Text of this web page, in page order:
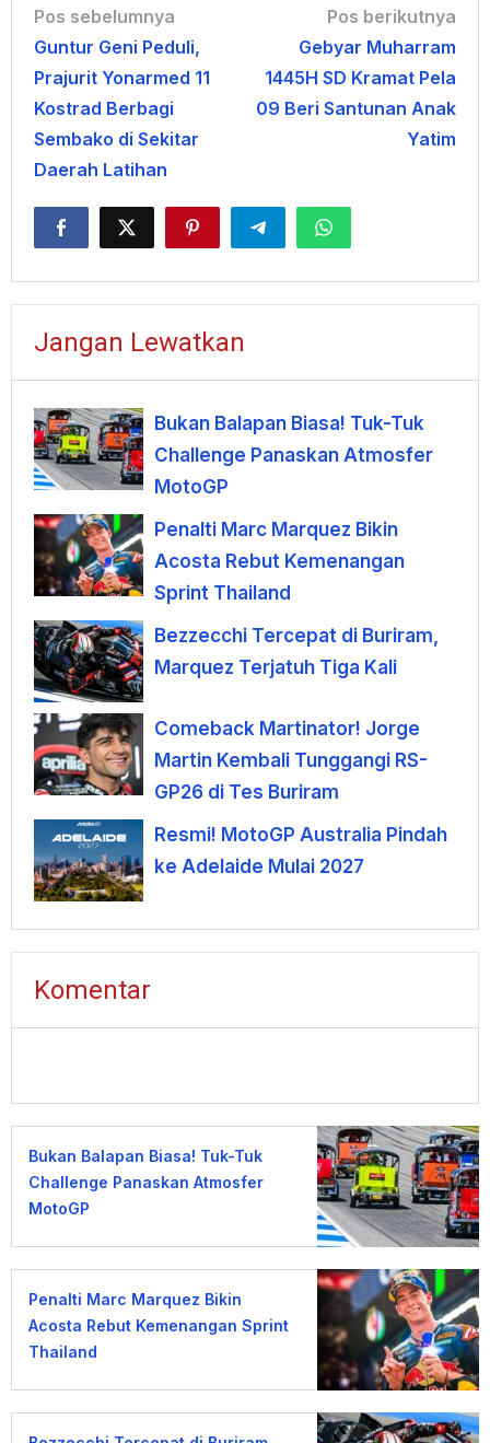
Navigasi
pos
Pos sebelumnya
Guntur Geni Peduli,
Prajurit Yonarmed 11
Kostrad Berbagi
Sembako di Sekitar
Daerah Latihan
Pos berikutnya
Gebyar Muharram
1445H SD Kramat Pela
09 Beri Santunan Anak
Yatim
Jangan Lewatkan
Bukan Balapan Biasa! Tuk-Tuk
Challenge Panaskan Atmosfer
MotoGP
Penalti Marc Marquez Bikin
Acosta Rebut Kemenangan
Sprint Thailand
Bezzecchi Tercepat di Buriram,
Marquez Terjatuh Tiga Kali
Comeback Martinator! Jorge
Martin Kembali Tunggangi RS-
GP26 di Tes Buriram
Resmi! MotoGP Australia Pindah
ke Adelaide Mulai 2027
Komentar
Bukan Balapan Biasa! Tuk-Tuk
Challenge Panaskan Atmosfer
MotoGP
Penalti Marc Marquez Bikin
Acosta Rebut Kemenangan Sprint
Thailand